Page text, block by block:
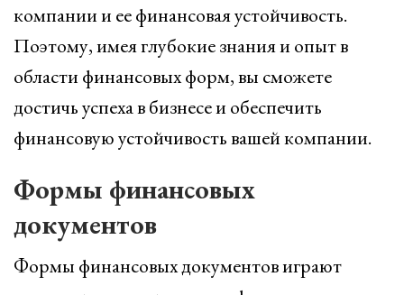
компании и ее финансовая устойчивость.
Поэтому, имея глубокие знания и опыт в
области финансовых форм, вы сможете
достичь успеха в бизнесе и обеспечить
финансовую устойчивость вашей компании.
Формы финансовых
документов
Формы финансовых документов играют